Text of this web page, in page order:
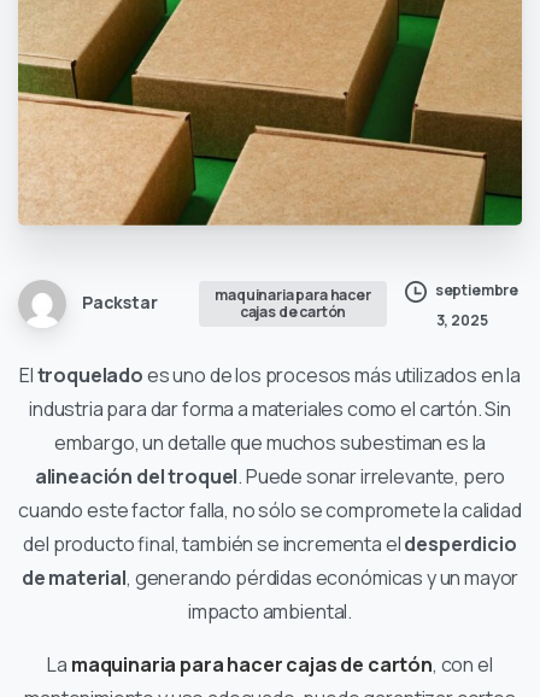
Packstar
maquinaria para hacer
cajas de cartón
septiembre
3, 2025
Eltroqueladoes uno de los procesos más utilizados en la
industria para dar forma a materiales como el cartón. Sin
embargo, un detalle que muchos subestiman es la
alineación del troquel. Puede sonar irrelevante, pero
cuando este factor falla, no sólo se compromete la calidad
del producto final, también se incrementa eldesperdicio
de material, generando pérdidas económicas y un mayor
impacto ambiental.
La maquinaria para hacer cajas de cartón, con el